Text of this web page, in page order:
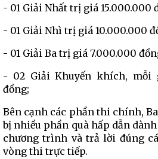
- 01 Giải Nhất trị giá 15.000.000
- 01 Giải Nhì trị giá 10.000.000
- 01 Giải Ba trị giá 7.000.000
- 02 Giải Khuyến khích, mỗi
đồng;
Bên cạnh các phần thi chính,
bị nhiều phần quà hấp dẫn
chương trình và trả lời đúng
vòng thi trực tiếp.